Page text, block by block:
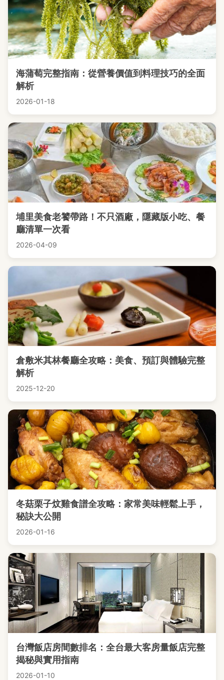
海蒲萄完整指南：從營養價值到料理技巧的全面
解析
2026-01-18
埔里美食老饕帶路！不只酒廠，隱藏版小吃、餐
廳清單一次看
2026-04-09
倉敷米其林餐廳全攻略：美食、預訂與體驗完整
解析
2025-12-20
冬菇栗子炆雞食譜全攻略：家常美味輕鬆上手，
秘訣大公開
2026-01-16
台灣飯店房間數排名：全台最大客房量飯店完整
揭秘與實用指南
2026-01-10